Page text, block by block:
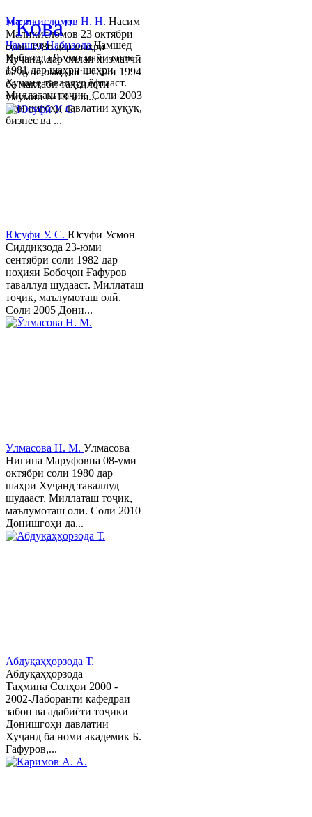
Ҷамшед НабизодаҶамшед
Набизода 9-уми майи соли
1981 дар шаҳри шаҳри
Хуҷанд таваллуд ёфтааст.
Миллаташ тоҷик. Соли 2003
Донишгоҳи давлатии ҳуқуқ,
бизнес ва ...
Маликисломов Н. Н. Насим
Маликисломов 23 октябри
соли 1986 дар шаҳри
Хуҷанд, дар оилаи хизматчӣ
ба дунё омадааст. Соли 1994
ба мактаби таҳсилоти
умумии №18-и ш...
Юсуфӣ У. C. Юсуфӣ Усмон
Сиддиқзода 23-юми
сентябри соли 1982 дар
ноҳияи Бобоҷон Ғафуров
таваллуд шудааст. Миллаташ
тоҷик, маълумоташ олӣ.
Соли 2005 Дони...
Ӯлмасова Н. М. Ӯлмасова
Нигина Маруфовна 08-уми
октябри соли 1980 дар
шаҳри Хуҷанд таваллуд
шудааст. Миллаташ тоҷик,
маълумоташ олӣ. Соли 2010
Донишгоҳи да...
Абдуқаҳҳорзода Т.
Абдуқаҳҳорзода
Таҳмина Солҳои 2000 -
2002-Лаборанти кафедраи
забон ва адабиёти тоҷики
Донишгоҳи давлатии
Хуҷанд ба номи академик Б.
Ғафуров,...
"Кова"